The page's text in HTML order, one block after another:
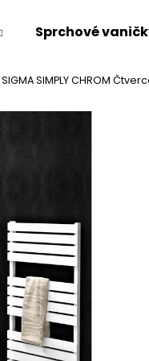
Sprchové
SIGMA SIMPLY CHROM
Co
VARIO SPRCHOVÁ